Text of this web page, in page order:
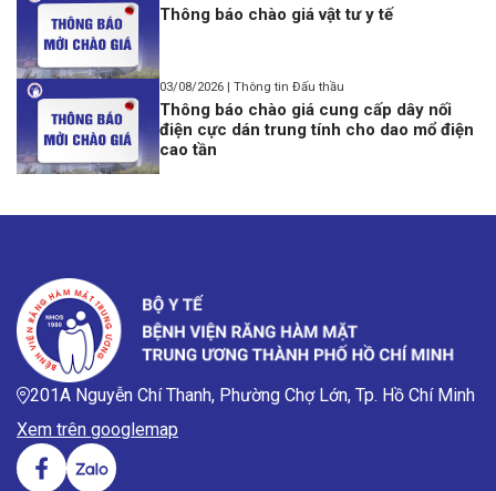
Thông báo chào giá vật tư y tế
03/08/2026 | Thông tin Đấu thầu
Thông báo chào giá cung cấp dây nối
điện cực dán trung tính cho dao mổ điện
cao tần
201A Nguyễn Chí Thanh, Phường Chợ Lớn, Tp. Hồ Chí Minh
Xem trên googlemap